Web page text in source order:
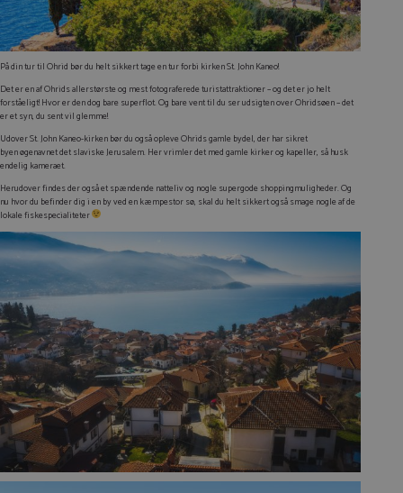
På din tur til Ohrid bør du helt sikkert tage en tur forbi kirkenSt. John Kaneo!
Det er en af Ohrids allerstørste og mest fotograferede turistattraktioner – og det er jo helt
forståeligt! Hvor er den dog bare superflot. Og bare vent til du ser udsigten over Ohridsøen – det
er et syn, du sent vil glemme!
Udover St. John Kaneo-kirken bør du også opleve Ohrids gamle bydel, der har sikret
byen øgenavnetdet slaviske Jerusalem. Her vrimler det med gamle kirker og kapeller, så husk
endelig kameraet.
Herudover findes der også et spændende natteliv og nogle supergode shoppingmuligheder. Og
nu hvor du befinder dig i en by ved en kæmpestor sø, skal du helt sikkert også smage nogle af de
lokale fiskespecialiteter